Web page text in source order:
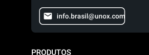
info.brasil@unox.com
PRODUTOS